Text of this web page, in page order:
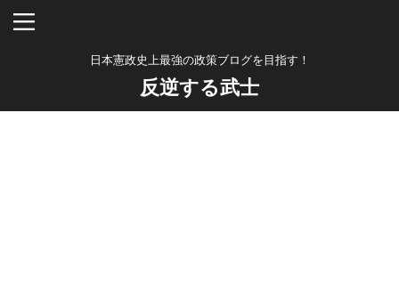
日本憲政史上最強の政策ブログを目指す！
反逆する武士